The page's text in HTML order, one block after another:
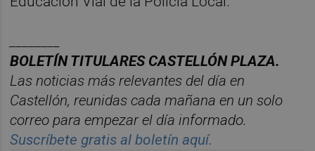
BOLETÍN TITULARES CASTELLÓN PLAZA.
Las noticias más relevantes del día en
Castellón, reunidas cada mañana en un solo
correo para empezar el día informado.
Suscríbete gratis al boletín aquí.